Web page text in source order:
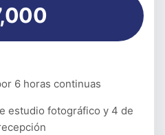
6 horas continuas
estudio fotográfico y 4 de